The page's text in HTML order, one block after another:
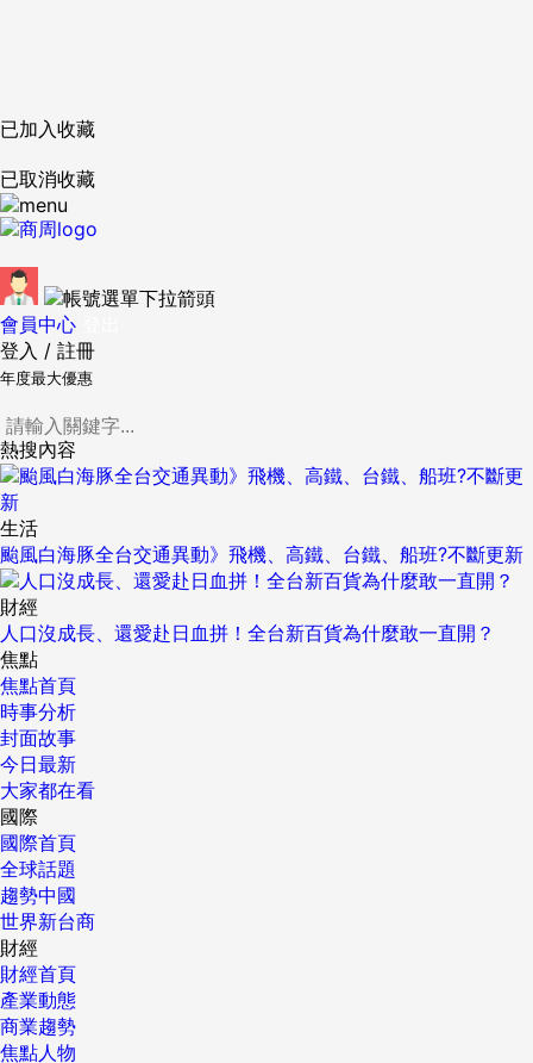
已加入收藏
已取消收藏
會員中心
登入 / 註冊
年度最大優惠
熱搜內容
生活
颱風白海豚全台交通異動》飛機、高鐵、台鐵、船班?不斷更新
財經
人口沒成長、還愛赴日血拼！全台新百貨為什麼敢一直開？
焦點
焦點首頁
時事分析
封面故事
今日最新
大家都在看
國際
國際首頁
全球話題
趨勢中國
世界新台商
財經
財經首頁
產業動態
商業趨勢
焦點人物